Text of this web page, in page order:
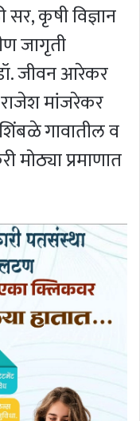
सर, कृषी विज्ञान
जागृती
जीवन आरेकर
राजेश मांजरेकर
गावातील व
मोठ्या प्रमाणात